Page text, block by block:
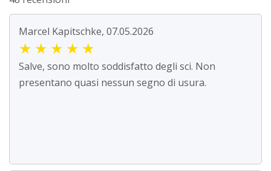
Marcel Kapitschke, 07.05.2026
★ ★ ★ ★ ★
Salve, sono molto soddisfatto degli sci. Non
presentano quasi nessun segno di usura.